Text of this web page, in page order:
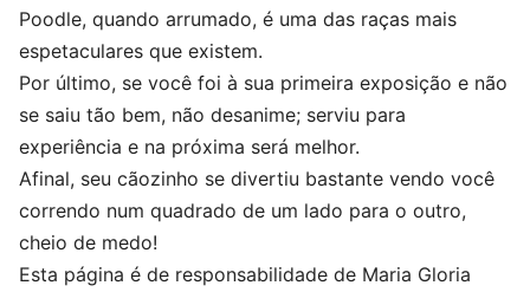
Poodle, quando arrumado, é uma das raças mais
espetaculares que existem.
Por último, se você foi à sua primeira exposição e não
se saiu tão bem, não desanime; serviu para
experiência e na próxima será melhor.
Afinal, seu cãozinho se divertiu bastante vendo você
correndo num quadrado de um lado para o outro,
cheio de medo!
Esta página é de responsabilidade de Maria Gloria